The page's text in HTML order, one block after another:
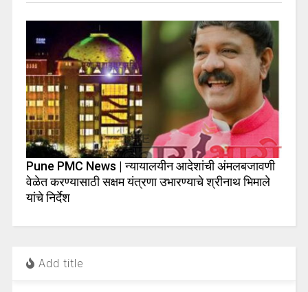
Pune PMC News | न्यायालयीन आदेशांची अंमलबजावणी
वेळेत करण्यासाठी सक्षम यंत्रणा उभारण्याचे श्रीनाथ भिमाले
यांचे निर्देश
Add title